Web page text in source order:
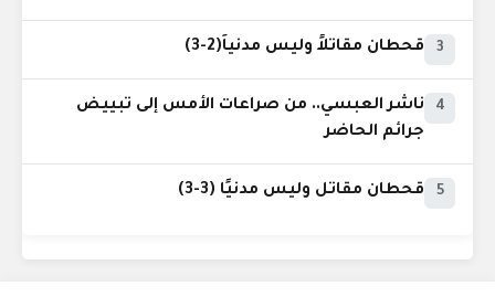
3 قحطان مقاتلاً وليس مدنياً(2-3)
4
ناشر العبسي.. من صراعات الأمس إلى تبييض
جرائم الحاضر
5 قحطان مقاتل وليس مدنيًا (3-3)